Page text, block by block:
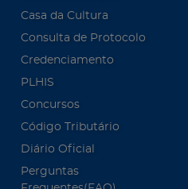
Casa da Cultura
Consulta de Protocolo
Credenciamento
PLHIS
Concursos
Código Tributário
Diário Oficial
Perguntas